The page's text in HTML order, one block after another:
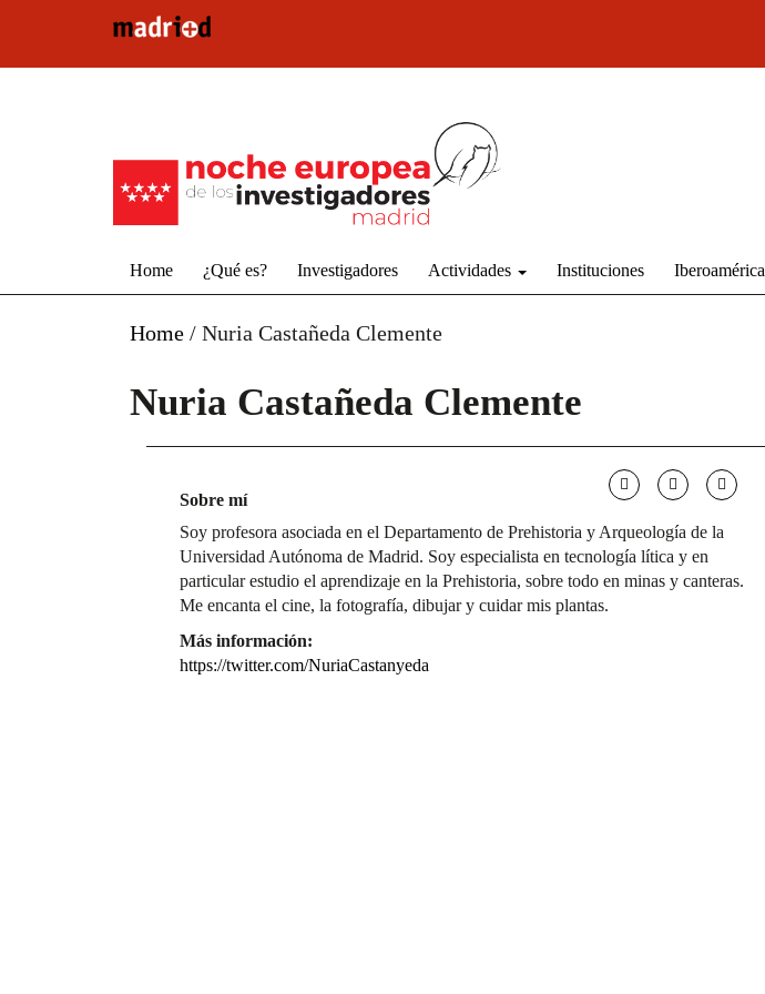
Home ¿Qué es? Investigadores Actividades Instituciones Iberoamérica
Home / Nuria Castañeda Clemente
Nuria Castañeda Clemente
Sobre mí
Soy profesora asociada en el Departamento de Prehistoria y Arqueología de la
Universidad Autónoma de Madrid. Soy especialista en tecnología lítica y en
particular estudio el aprendizaje en la Prehistoria, sobre todo en minas y canteras.
Me encanta el cine, la fotografía, dibujar y cuidar mis plantas.
Más información:
https://twitter.com/NuriaCastanyeda